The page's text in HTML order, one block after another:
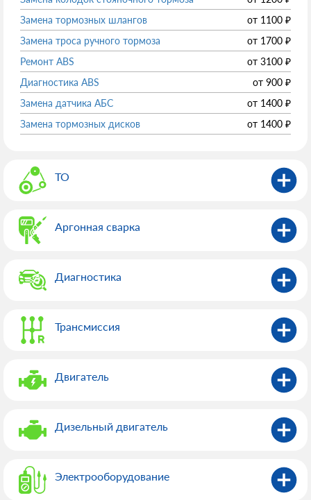
Замена тормозных шлангов
от 1100 ₽
Замена троса ручного тормоза
от 1700 ₽
Ремонт ABS
от 3100 ₽
Диагностика ABS
от 900 ₽
Замена датчика АБС
от 1400 ₽
Замена тормозных дисков
от 1400 ₽
ТО
Аргонная сварка
Диагностика
Трансмиссия
Двигатель
Дизельный двигатель
Электрооборудованиe